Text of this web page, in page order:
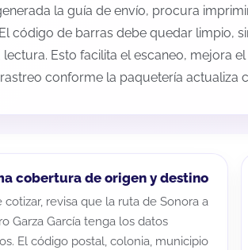
la guía de envío, procura
código de barras debe quedar limpio,
lectura. Esto facilita el escaneo, mejora
conforme la paquetería actualiza
cobertura de origen y destino
cotizar, revisa que la ruta de Sonora a
Garza García tenga los datos
El código postal, colonia, municipio